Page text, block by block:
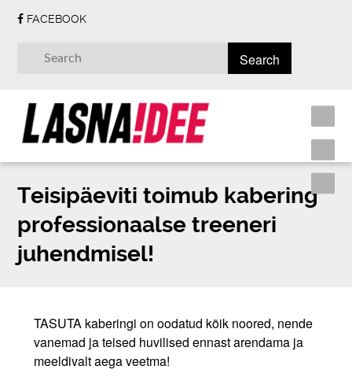
FACEBOOK
Teisipäeviti toimub kabering
professionaalse treeneri
juhendmisel!
TASUTA kaberingi on oodatud kõik noored, nende
vanemad ja teised huvilised ennast arendama ja
meeldivalt aega veetma!